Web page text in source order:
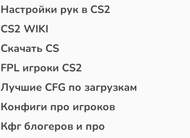
Настройки рук в CS2
CS2 WIKI
Скачать CS
FPL игроки CS2
Лучшие CFG по загрузкам
Конфиги про игроков
Кфг блогеров и про